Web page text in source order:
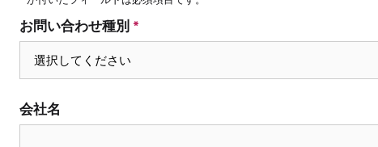
お問い合わせ種別 *
会社名